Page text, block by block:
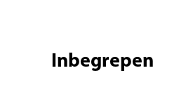
Inbegrepen